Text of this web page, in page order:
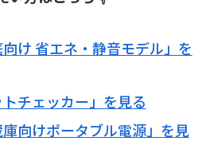
け 省エネ・静音モデル」を
チェッカー」を見る
向けポータブル電源」を見